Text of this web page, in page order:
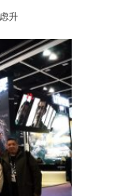
升